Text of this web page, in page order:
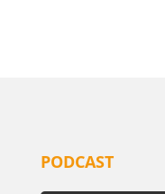
PODCAST